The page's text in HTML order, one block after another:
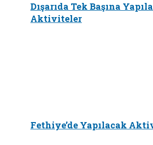
Dışarıda Tek Başına
Aktiviteler
Fethiye’de Yapılacak